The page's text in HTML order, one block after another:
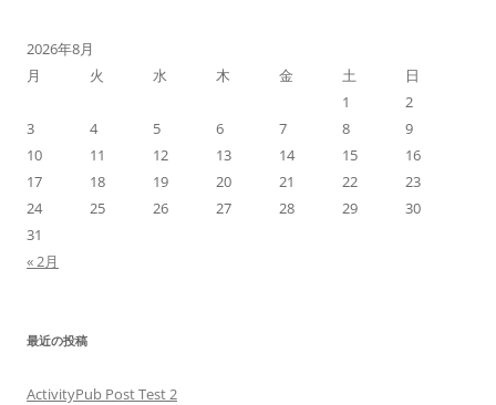
2026年8月
月
火 水 木 金 土
日
1
2
3
4 5 6 7 8
9
10
11 12 13 14 15
16
17
18 19 20 21 22
23
24
25 26 27 28 29
30
31
« 2月
最近の投稿
ActivityPub Post Test 2